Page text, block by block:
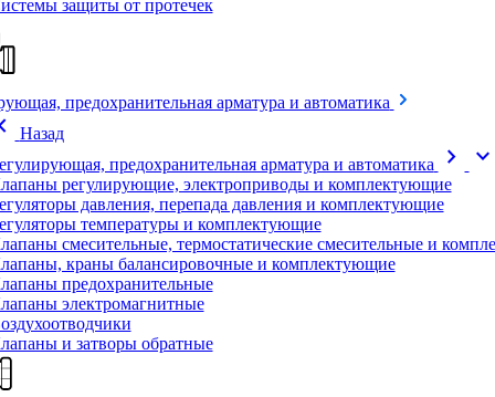
защиты от протечек
предохранительная арматура и автоматика
Назад
предохранительная арматура и автоматика
chevron_right expand_more
регулирующие, электроприводы и комплектующие
давления, перепада давления и комплектующие
температуры и комплектующие
смесительные, термостатические смесительные и
краны балансировочные и комплектующие
предохранительные
электромагнитные
и затворы обратные